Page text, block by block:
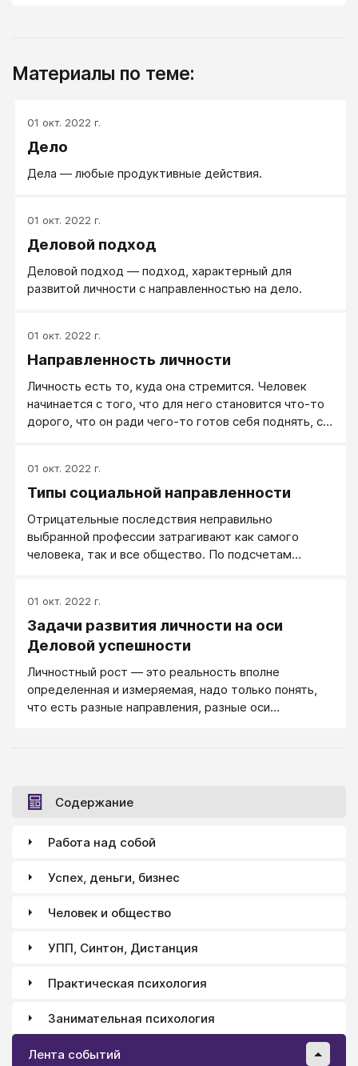
Материалы по теме:
01 окт. 2022 г.
Дело
Дела — любые продуктивные действия.
01 окт. 2022 г.
Деловой подход
Деловой подход ― подход, характерный для
развитой личности с направленностью на дело.
01 окт. 2022 г.
Направленность личности
Личность есть то, куда она стремится. Человек
начинается с того, что для него становится что-то
дорого, что он ради чего-то готов себя поднять, с
01 окт. 2022 г.
Типы социальной направленности
Отрицательные последствия неправильно
выбранной профессии затрагивают как самого
человека, так и все общество. По подсчетам
кадров, на 10-15% увеличивает производительность
труда и в 1,5-2 раза уменьшает стоимость обучения
кадров. Для оценки профессионального
Голланда. Согласно его концепции он выделил 6
типов социальной направленности личности.
01 окт. 2022 г.
Задачи развития личности на оси
Деловой успешности
Личностный рост — это реальность вполне
определенная и измеряемая, надо только понять,
что есть разные направления, разные оси
человек может оказаться не вполне готовым, как
личность, к требованиям современного бизнеса.
Содержание
Работа над собой
Успех, деньги, бизнес
Человек и общество
УПП, Синтон, Дистанция
Практическая психология
Занимательная психология
Лента событий